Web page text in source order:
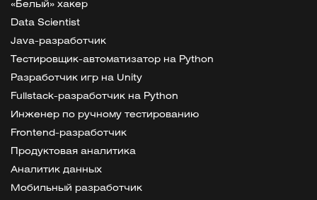
«Белый» хакер
Data Scientist
Java-разработчик
Тестировщик-автоматизатор на Python
Разработчик игр на Unity
Fullstack-разработчик на Python
Инженер по ручному тестированию
Frontend-разработчик
Продуктовая аналитика
Аналитик данных
Мобильный разработчик